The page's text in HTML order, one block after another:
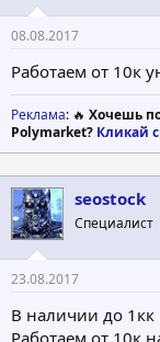
08.08.2017
Работаем от 10к
Реклама: 🔥 Хочешь
Polymarket? Кликай
seostock
Специалист
23.08.2017
В наличии до 1кк